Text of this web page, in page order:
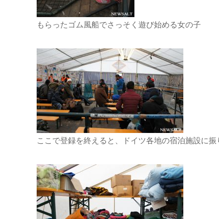
もらったゴム風船でさっそく遊び始める女の子
ここで登録を終えると、ドイツ各地の宿泊施設に振